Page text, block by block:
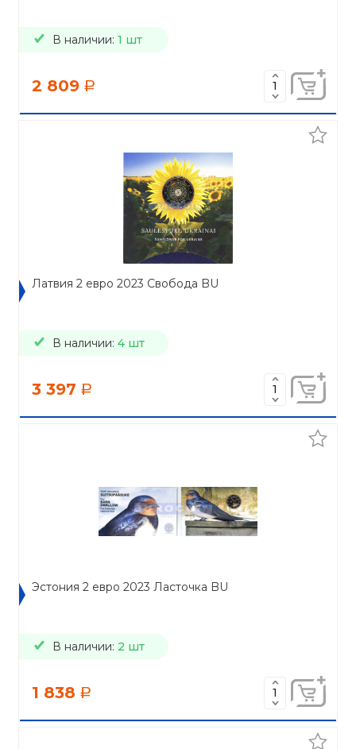
В наличии: 1 шт
2 809 a
Латвия 2 евро 2023 Свобода BU
В наличии: 4 шт
3 397 a
Эстония 2 евро 2023 Ласточка BU
В наличии: 2 шт
1 838 a